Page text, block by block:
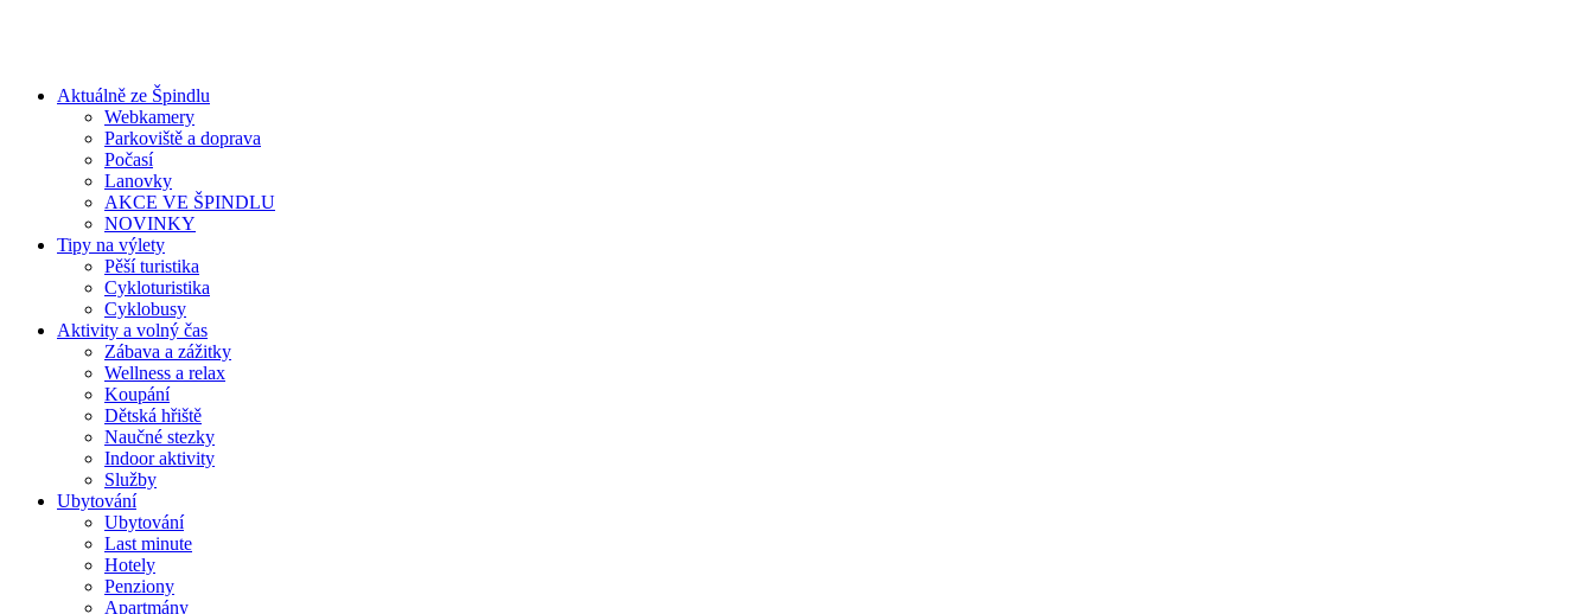
Aktuálně ze Špindlu
Webkamery
Parkoviště a doprava
Počasí
Lanovky
AKCE VE ŠPINDLU
NOVINKY
Tipy na výlety
Pěší turistika
Cykloturistika
Cyklobusy
Aktivity a volný čas
Zábava a zážitky
Wellness a relax
Koupání
Dětská hřiště
Naučné stezky
Indoor aktivity
Služby
Ubytování
Ubytování
Last minute
Hotely
Penziony
Apartmány